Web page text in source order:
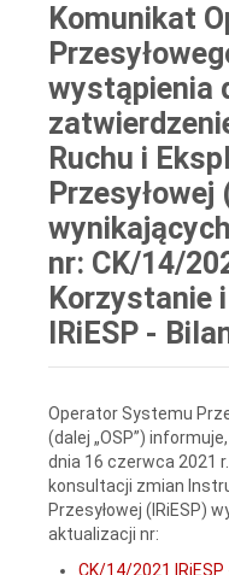
Komunikat
wystąpienia
Ruchu i
Przesyłowej
nr: CK/14/
Korzystanie
IRiESP -
Operator Systemu
(dalej „OSP”)
dnia 16 czerwca 2021
konsultacji zmian
Przesyłowej (IRiESP)
aktualizacji nr:
CK/14/2021